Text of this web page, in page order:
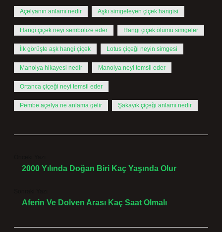
Açelyanın anlamı nedir Aşkı simgeleyen çiçek hangisi
Hangi çiçek neyi sembolize eder Hangi çiçek ölümü simgeler
İlk görüşte aşk hangi çiçek Lotus çiçeği neyin simgesi
Manolya hikayesi nedir Manolya neyi temsil eder
Ortanca çiçeği neyi temsil eder
Pembe açelya ne anlama gelir Şakayık çiçeği anlamı nedir
2000 Yılında Doğan Biri Kaç Yaşında Olur
Aferin Ve Dolven Arası Kaç Saat Olmalı